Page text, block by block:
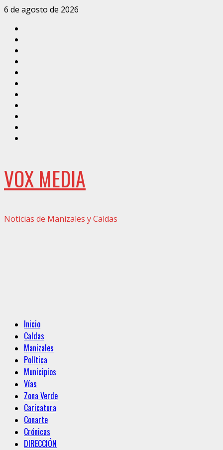
Saltar
contenido
6 de agosto de 2026
VOX MEDIA
Noticias de Manizales y Caldas
Menú
principal
Inicio
Caldas
Manizales
Política
Municipios
Vías
Zona Verde
Caricatura
Conarte
Crónicas
DIRECCIÓN